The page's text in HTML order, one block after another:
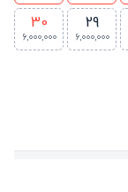
29
6,000,000
30
6,000,000